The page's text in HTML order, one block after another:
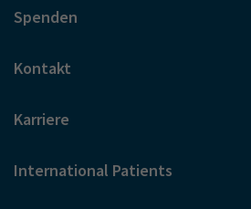
Spenden
Kontakt
Karriere
International Patients